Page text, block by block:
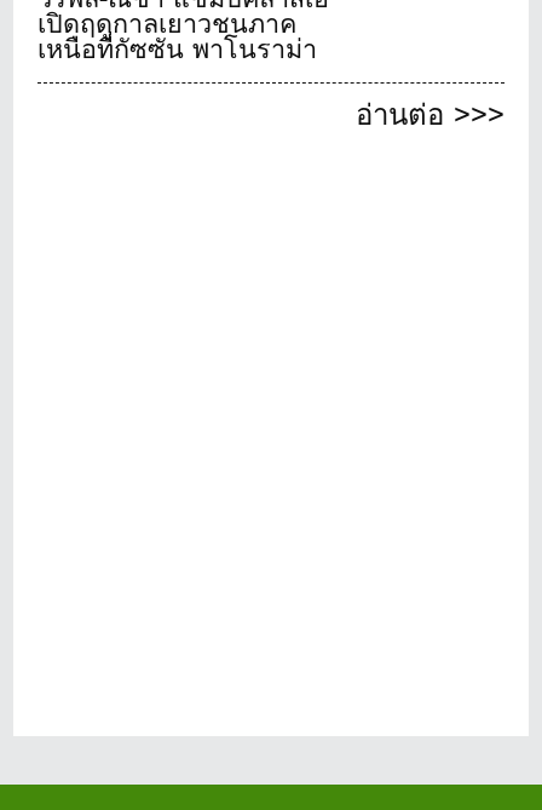
เปิดฤดูกาลเยาวชนภาค
เหนือที่กัซซัน พาโนราม่า
อ่านต่อ >>>